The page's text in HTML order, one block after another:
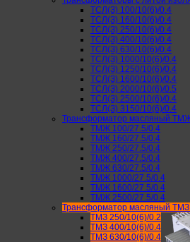
ТСЛ(З) 100/10(6)/0.4
ТСЛ(З) 160/10(6)/0.4
ТСЛ(З) 250/10(6)/0.4
ТСЛ(З) 400/10(6)/0.4
ТСЛ(З) 630/10(6)/0.4
ТСЛ(З) 1000/10(6)/0.4
ТСЛ(З) 1250/10(6)/0.4
ТСЛ(З) 1600/10(6)/0.4
ТСЛ(З) 2000/10(6)/0.5
ТСЛ(З) 2500/10(6)/0.4
ТСЛ(З) 3150/10(6)/0.4
Трансформатор масляный
ТМЖ 100/27.5/0.4
ТМЖ 160/27.5/0.4
ТМЖ 250/27.5/0.4
ТМЖ 400/27.5/0.4
ТМЖ 630/27.5/0.4
ТМЖ 1000/27.5/0.4
ТМЖ 1600/27.5/0.4
ТМЖ 2500/27.5/0.4
Трансформатор масляный ТМЗ
ТМЗ 250/10(6)/0.2
ТМЗ 400/10(6)/0.4
ТМЗ 630/10(6)/0.4